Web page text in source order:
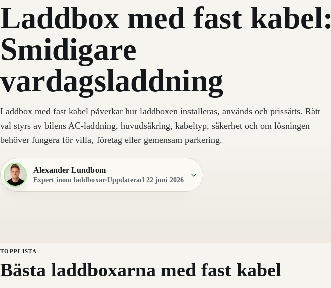
Laddbox med fast kabel:
Smidigare
vardagsladdning
Laddbox med fast kabel påverkar hur laddboxen installeras, används och prissätts. Rätt
val styrs av bilens AC-laddning, huvudsäkring, kabeltyp, säkerhet och om lösningen
behöver fungera för villa, företag eller gemensam parkering.
Alexander Lundbom
Expert inom laddboxar Uppdaterad 22 juni 2026
TOPPLISTA
Bästa laddboxarna med fast kabel